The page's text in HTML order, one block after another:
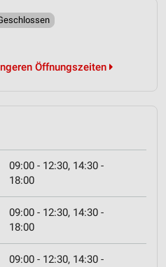
Öffnungszeiten
09:00 - 12:30, 14:30 -
18:00
09:00 - 12:30, 14:30 -
18:00
09:00 - 12:30, 14:30 -